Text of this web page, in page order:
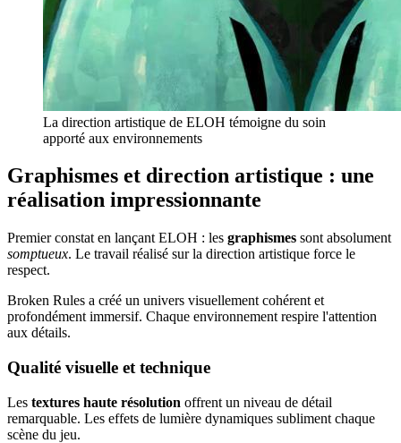
La direction artistique de ELOH témoigne du soin
apporté aux environnements
Graphismes et direction artistique : une
réalisation impressionnante
Premier constat en lançant ELOH : les graphismes sont absolument
somptueux. Le travail réalisé sur la direction artistique force le
respect.
Broken Rules a créé un univers visuellement cohérent et
profondément immersif. Chaque environnement respire l'attention
aux détails.
Qualité visuelle et technique
Les textures haute résolution offrent un niveau de détail
remarquable. Les effets de lumière dynamiques subliment chaque
scène du jeu.